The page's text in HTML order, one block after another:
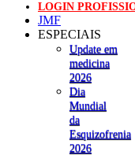
LOGIN
JMF
ESPECIAIS
Update em
medicina
2026
Dia
Mundial
da
Esquizofrenia
2026